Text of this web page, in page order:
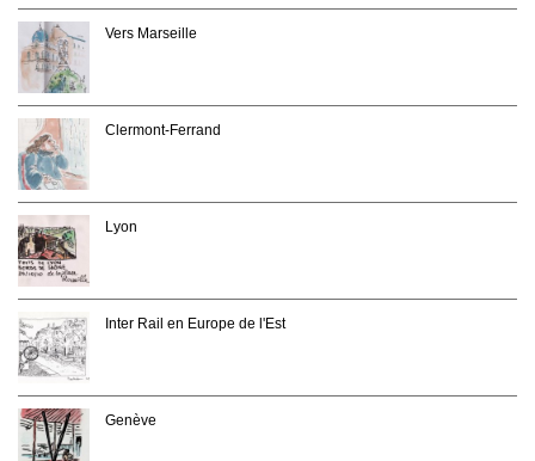
Vers Marseille
Clermont-Ferrand
Lyon
Inter Rail en Europe de l'Est
Genève